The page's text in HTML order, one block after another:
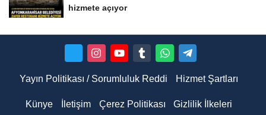
hizmete açıyor
Yayın Politikası / Sorumluluk Reddi Hizmet Şartları
Künye İletişim Çerez Politikası Gizlilik İlkeleri